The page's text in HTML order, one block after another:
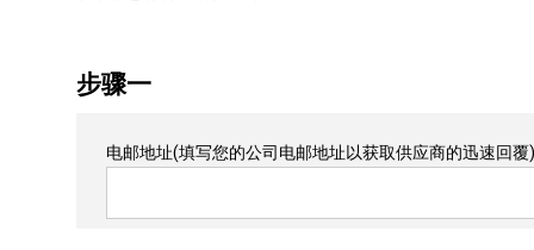
步骤一
电邮地址(填写您的公司电邮地址以获取供应商的迅速回覆)